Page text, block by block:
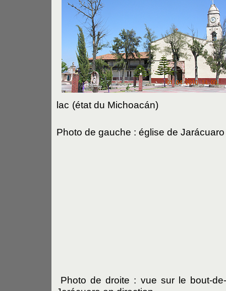
lac (état du Michoacán)
Photo de gauche : église de Jarácuaro
Photo de droite : vue sur le bout-